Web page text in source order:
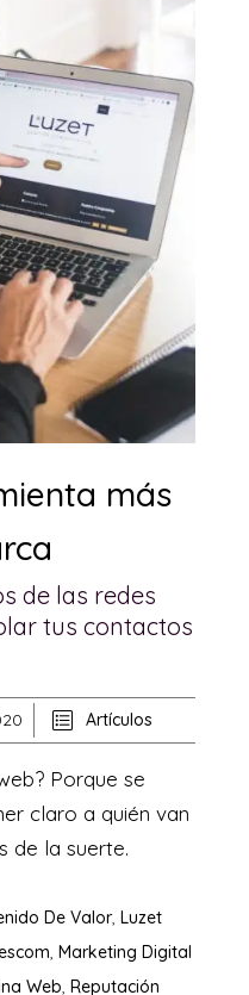
más
de las redes
tus contactos
Artículos
Porque se
claro a quién van
de la suerte.
De Valor, Luzet
, Marketing Digital
Web, Reputación